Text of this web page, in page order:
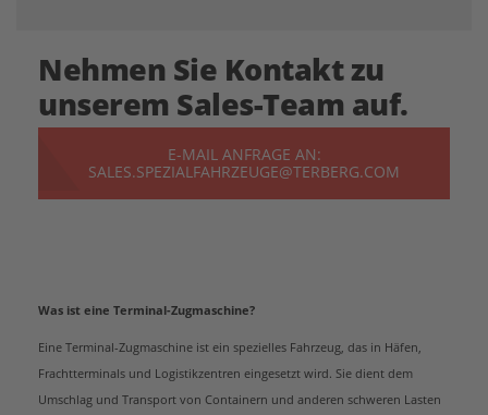
Nehmen Sie Kontakt zu
unserem Sales-Team auf.
E-MAIL ANFRAGE AN:
SALES.SPEZIALFAHRZEUGE@TERBERG.COM
Was ist eine Terminal-Zugmaschine?
Eine Terminal-Zugmaschine ist ein spezielles Fahrzeug, das in Häfen,
Frachtterminals und Logistikzentren eingesetzt wird. Sie dient dem
Umschlag und Transport von Containern und anderen schweren Lasten